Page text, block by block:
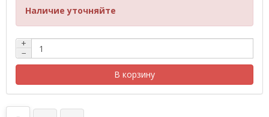
Наличие уточняйте
+
−
В корзину